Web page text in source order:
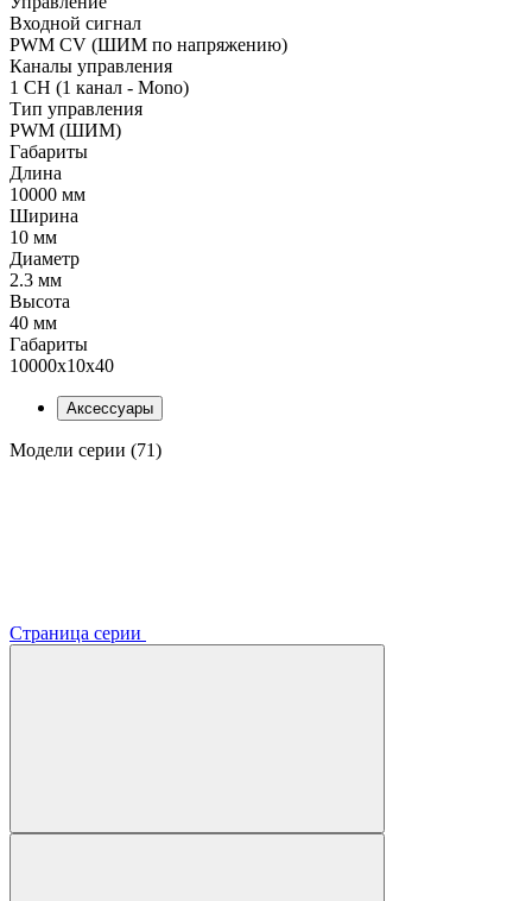
Входной сигнал
PWM СV (ШИМ по напряжению)
Каналы управления
1 CH (1 канал - Mono)
Тип управления
PWM (ШИМ)
Габариты
Длина
10000 мм
Ширина
10 мм
Диаметр
2.3 мм
Высота
40 мм
Габариты
10000x10x40
Аксессуары
Модели серии (71)
Страница серии